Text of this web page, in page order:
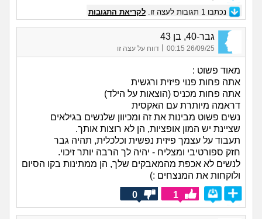
נכתבו 1 תגובות לעצה זו. לקריאת התגובות
גבר-40, בן 43
26/09/25 00:15 דווח על עצה זו
מאוד פשוט :
אתה פחות פנוי פיזית ורגשית
אתה פחות מכניס (הוצאות על הילד)
דראמה מיותרת עם האקסית
נשים פשוט מבינות את זה ומכיוון שלנשים בגילאים
שציינת יש המון אופציות, הן לא רוצות אותך.
תעבוד על עצמך פיזית נפשית וכלכלית, תהיה גבר
חזק ספורטיבי ומצליח - יהיה לך הרבה יותר זיכוי.
לנשים לא אכפת מהמאבקים שלך, הן ממתינות בקו הסיום
ולוקחות את המנצחים :)
1
0